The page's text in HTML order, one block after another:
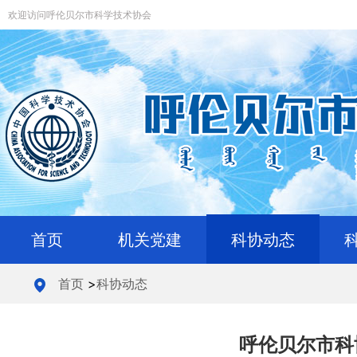
欢迎访问呼伦贝尔市科学技术协会
首页 机关党建 科协动态
首页>科协动态
呼伦贝尔市